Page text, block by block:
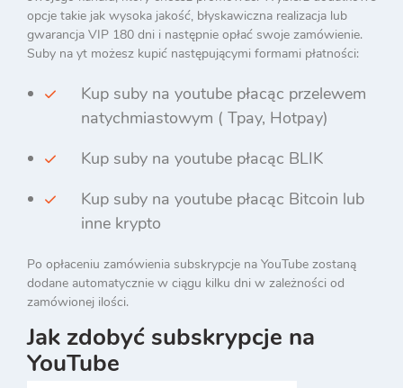
opcje takie jak wysoka jakość, błyskawiczna realizacja lub
gwarancja VIP 180 dni i następnie opłać swoje zamówienie.
Suby na yt możesz kupić następującymi formami płatności:
Kup suby na youtube płacąc przelewem
natychmiastowym ( Tpay, Hotpay)
Kup suby na youtube płacąc BLIK
Kup suby na youtube płacąc Bitcoin lub
inne krypto
Po opłaceniu zamówienia subskrypcje na YouTube zostaną
dodane automatycznie w ciągu kilku dni w zależności od
zamówionej ilości.
Jak zdobyć subskrypcje na
YouTube